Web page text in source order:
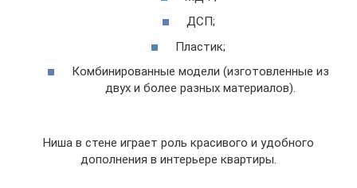
ДСП;
Пластик;
Комбинированные модели (изготовленные из
двух и более разных материалов).
Ниша в стене играет роль красивого и удобного
дополнения в интерьере квартиры.